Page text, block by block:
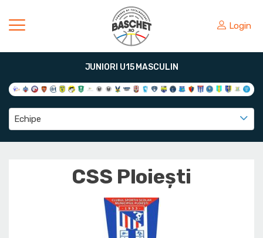
Login
JUNIORI U15 MASCULIN
Echipe
CSS Ploiești